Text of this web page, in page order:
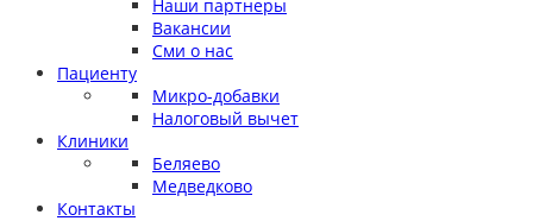
Наши партнеры
Вакансии
Сми о нас
Пациенту
Микро-добавки
Налоговый вычет
Клиники
Беляево
Медведково
Контакты